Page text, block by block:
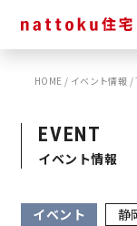
イベント
ショールー
モデルハウ
HOME / イベント情報 /
EVENT
イベント情報
イベント 静